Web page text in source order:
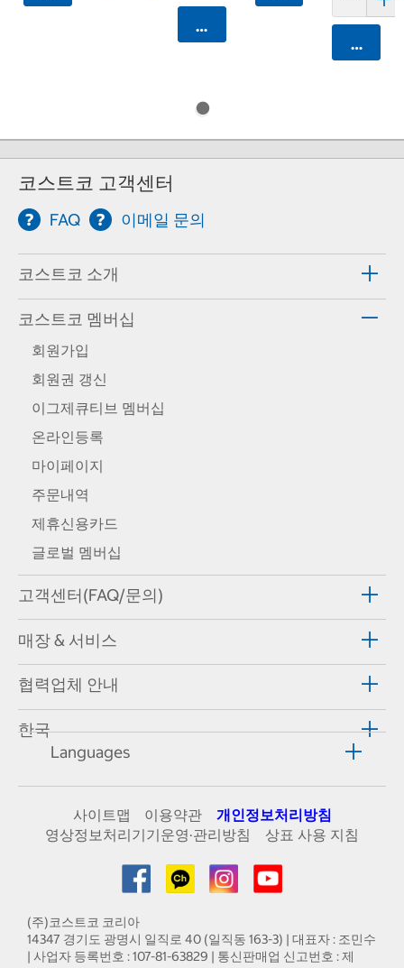
카트에 담기
카트에
코스트코 고객센터
FAQ 이메일 문의
코스트코 소개
코스트코 멤버십
회원가입
회원권 갱신
이그제큐티브 멤버십
온라인등록
마이페이지
주문내역
제휴신용카드
글로벌 멤버십
고객센터(FAQ/문의)
매장 & 서비스
협력업체 안내
한국
Languages
사이트맵 이용약관
개인정보처리방침
영상정보처리기기운영·관리방침
상표 사용 지침
(주)코스트코 코리아
14347 경기도 광명시 일직로 40 (일직동 163-3) | 대표자 : 조민수
| 사업자 등록번호 : 107-81-63829 | 통신판매업 신고번호 : 제